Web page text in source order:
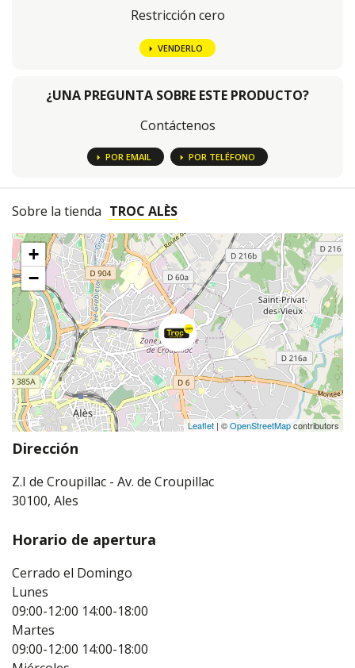
Restricción cero
VENDERLO
¿UNA PREGUNTA SOBRE ESTE PRODUCTO?
Contáctenos
POR EMAIL POR TELÉFONO
Sobre la tienda TROC ALÈS
+
−
Leaflet | ©OpenStreetMapcontributors
Dirección
Z.I de Croupillac - Av. de Croupillac
30100, Ales
Horario de apertura
Cerrado el Domingo
Lunes
09:00-12:00 14:00-18:00
Martes
09:00-12:00 14:00-18:00